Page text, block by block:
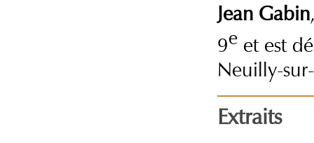
Jean Gabin
9eet est
Neuilly-
Extraits